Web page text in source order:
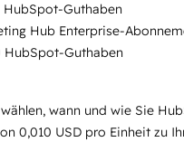
HubSpot-Guthaben
Hub Enterprise-
HubSpot-Guthaben
wann und wie Sie
0,010 USD pro Einheit zu